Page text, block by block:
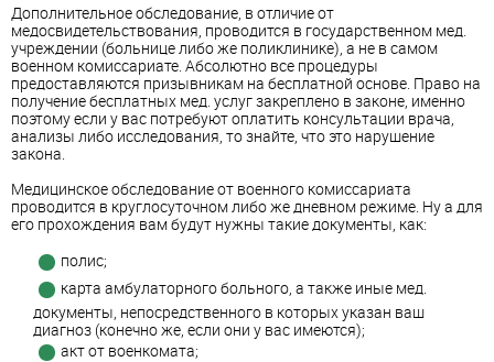
Дополнительное обследование, в отличие от
медосвидетельствования, проводится в государственном мед.
учреждении (больнице либо же поликлинике), а не в самом
военном комиссариате. Абсолютно все процедуры
предоставляются призывникам на бесплатной основе. Право на
получение бесплатных мед. услуг закреплено в законе, именно
поэтому если у вас потребуют оплатить консультации врача,
анализы либо исследования, то знайте, что это нарушение
закона.
Медицинское обследование от военного комиссариата
проводится в круглосуточном либо же дневном режиме. Ну а для
его прохождения вам будут нужны такие документы, как:
полис;
карта амбулаторного больного, а также иные мед.
документы, непосредственного в которых указан ваш
диагноз (конечно же, если они у вас имеются);
акт от военкомата;